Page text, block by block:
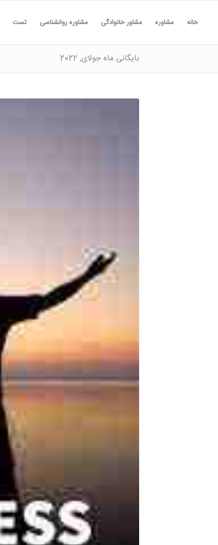
خانه مشاوره مشاور خانوادگی مشاوره روانشناسی تست
بایگانی ماه جولای, 2022